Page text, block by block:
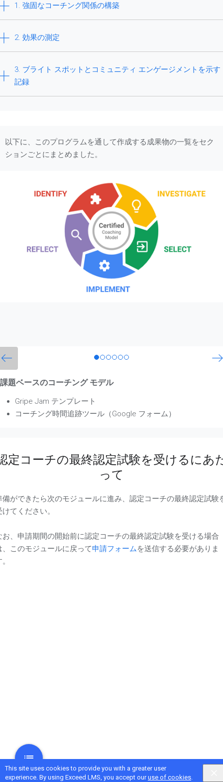
This site uses cookies to provide you with a greater user
experience. By using Exceed LMS, you accept ouruse of cookies.
1. 強固なコーチング関係の構築
2. 効果の測定
3. ブライト スポットとコミュニティ エンゲージメントを示す
記録
以下に、このプログラムを通して作成する成果物の一覧をセク
ションごとにまとめました。
課題ベースのコーチング モデル
Gripe Jam テンプレート
コーチング時間追跡ツール（Google フォーム）
定コーチの最終認定試験を受けるにあ
って
備ができたら次のモジュールに進み、認定コーチの最終認定試験
けてください。
お、申請期間の開始前に認定コーチの最終認定試験を受ける場合
、このモジュールに戻って 申請フォーム を送信する必要がありま